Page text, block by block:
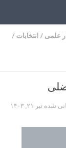
علمی / انتخابات /
شده تیر ۲۱, ۱۴۰۳